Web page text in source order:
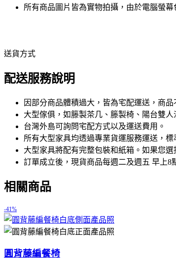
所有商品圖片皆為實物拍攝，由於電腦螢
送貨方式
配送服務說明
因部分商品體積過大，皆為宅配運送，商
大型傢俱，如籐製茶几、籐製椅、陽台雙
台灣外島可詢問宅配方式以及運送費用。
所有大型家具均透過專業貨運服務運送，
大型家具將配有完整包裝和紙箱。如果您
訂單成立後，現貨商品每週二及週五 早上8
相關商品
-41%
圓背藤編餐椅